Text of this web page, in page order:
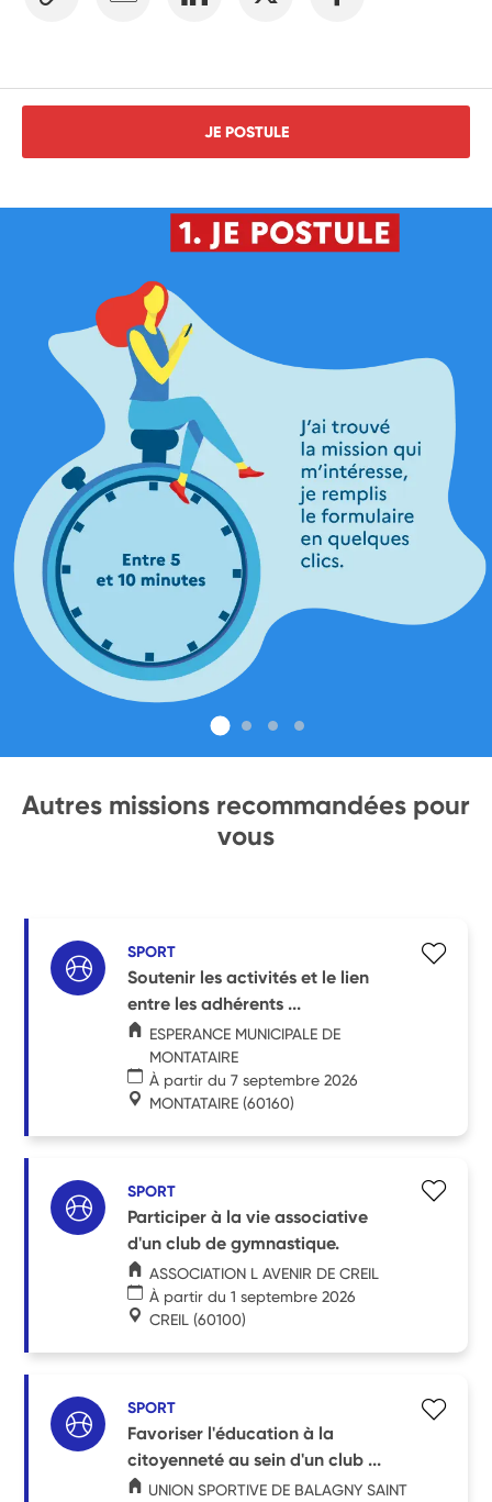
JE POSTULE
Autres missions recommandées pour
vous
SPORT
Soutenir les activités et le lien
entre les adhérents ...
ESPERANCE MUNICIPALE DE
MONTATAIRE
À partir du 7 septembre 2026
MONTATAIRE (60160)
SPORT
Participer à la vie associative
d'un club de gymnastique.
ASSOCIATION L AVENIR DE CREIL
À partir du 1 septembre 2026
CREIL (60100)
SPORT
Favoriser l'éducation à la
citoyenneté au sein d'un club ...
UNION SPORTIVE DE BALAGNY SAINT